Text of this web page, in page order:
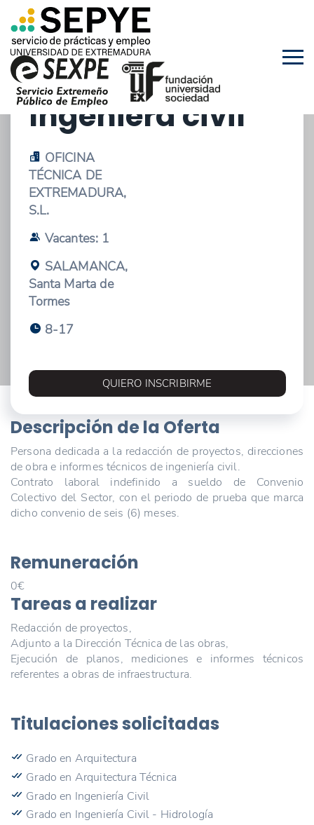
09/01/2026 - OFERTA DE EMPLEO
Ingeniero civil /
Ingeniera civil
OFICINA
TÉCNICA DE
EXTREMADURA,
S.L.
Vacantes: 1
SALAMANCA,
Santa Marta de
Tormes
8-17
QUIERO INSCRIBIRME
Descripción de la Oferta
Persona dedicada a la redacción de proyectos, direcciones
de obra e informes técnicos de ingeniería civil.
Contrato laboral indefinido a sueldo de Convenio
Colectivo del Sector, con el periodo de prueba que marca
dicho convenio de seis (6) meses.
Remuneración
0€
Tareas a realizar
Redacción de proyectos,
Adjunto a la Dirección Técnica de las obras,
Ejecución de planos, mediciones e informes técnicos
referentes a obras de infraestructura.
Titulaciones solicitadas
Grado en Arquitectura
Grado en Arquitectura Técnica
Grado en Ingeniería Civil
Grado en Ingeniería Civil - Hidrología